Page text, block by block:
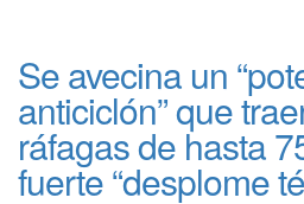
Se avecina un
anticiclón” que
ráfagas de hasta
fuerte “desplome